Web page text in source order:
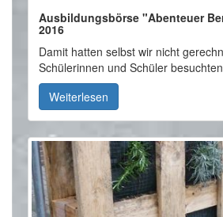
Ausbildungsbörse "Abenteuer
2016
Damit hatten selbst wir nicht
Schülerinnen und Schüler
Weiterlesen